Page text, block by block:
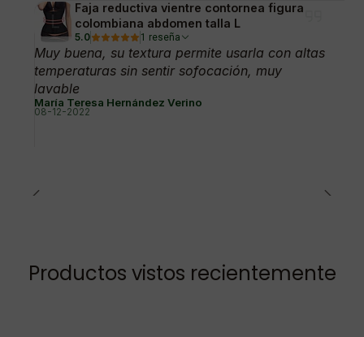
Faja reductiva vientre contornea figura
colombiana abdomen talla L
5.0 1 reseña
Muy buena, su textura permite usarla con altas
temperaturas sin sentir sofocación, muy
lavable
María Teresa Hernández Verino
08-12-2022
Productos vistos recientemente